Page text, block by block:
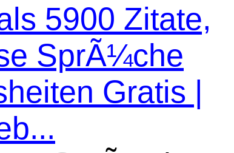
5900 Zitate,
SprÃ¼che
Gratis |